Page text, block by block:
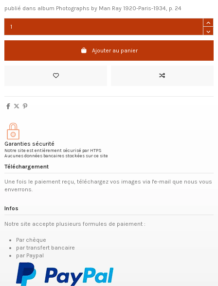
publié dans album Photographs by Man Ray 1920-Paris-1934, p. 24
Ajouter au panier
Garanties sécurité
Notre site est entièrement sécurisé par HTPS
Aucunes données bancaires stockées sur ce site
Téléchargement
Une fois le paiement reçu, téléchargez vos images via l'e-mail que nous vous
enverrons.
Infos
Notre site accepte plusieurs formules de paiement :
Par chèque
par transfert bancaire
par Paypal